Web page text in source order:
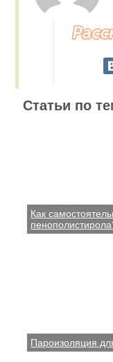
Статьи по
Как
Пароизоляция